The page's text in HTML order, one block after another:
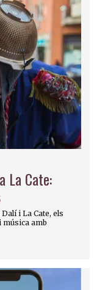
La Cate:
i La Cate, els
amb